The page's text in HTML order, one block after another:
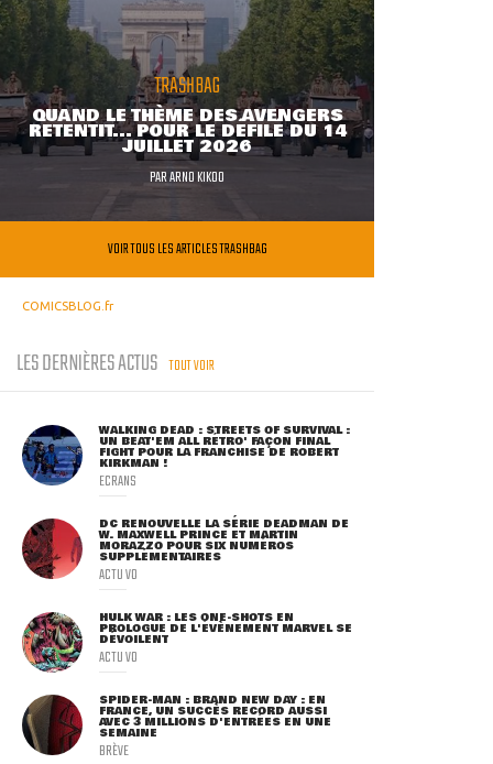
TRASHBAG
QUAND LE THÈME DES AVENGERS
RETENTIT... POUR LE DÉFILÉ DU 14
JUILLET 2026
PARARNO KIKOO
VOIR TOUS LES ARTICLES TRASHBAG
COMICSBLOG.fr
LES DERNIÈRES ACTUS TOUT VOIR
WALKING DEAD : STREETS OF SURVIVAL :
UN BEAT'EM ALL RÉTRO' FAÇON FINAL
FIGHT POUR LA FRANCHISE DE ROBERT
KIRKMAN !
ECRANS
DC RENOUVELLE LA SÉRIE DEADMAN DE
W. MAXWELL PRINCE ET MARTIN
MORAZZO POUR SIX NUMÉROS
SUPPLÉMENTAIRES
ACTU VO
HULK WAR : LES ONE-SHOTS EN
PROLOGUE DE L'ÉVÈNEMENT MARVEL SE
DÉVOILENT
ACTU VO
SPIDER-MAN : BRAND NEW DAY : EN
FRANCE, UN SUCCÈS RECORD AUSSI
AVEC 3 MILLIONS D'ENTRÉES EN UNE
SEMAINE
BRÈVE